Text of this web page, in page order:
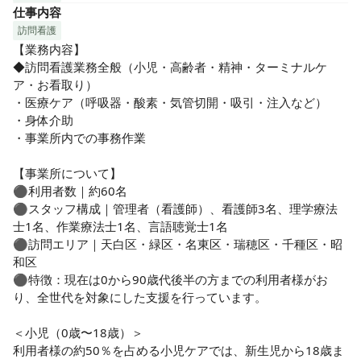
★〜ハースの魅力〜★
①スタッフの幸せも大切に〜
「スタッフが幸せなら利用者様も幸せにできる」と考え、給
与や福利厚生の充実、残業ほぼゼロなどを実現！『働きやす
い』は当たり前！さらにその先にある『やりがい』を大切に
しています。スタッフの「生き方」を尊重してくれるので、
みなさん自然体にイキイキと活躍しています♪
②挑戦を応援する環境〜
未経験からスタートしたスタッフも多数！「小児看護は初め
てで不安」「一人での訪問が心配」でも大丈夫。手厚いフォ
ロー体制と、失敗を恐れず皆で答えを見つけていこう！とう
いう風土があるので、安心して新しい挑戦ができます！ハー
スでは、現場を通してたくさんのやりがいを感じ成長してい
くスタッフがほとんどです！
自社保育園も利用可能◎スタッフの生活や家庭の事情をしっ
かりサポートし、誰もが輝いて働ける環境を整えています♪
仕事内容
訪問看護
【業務内容】
◆訪問看護業務全般（小児・高齢者・精神・ターミナルケ
ア・お看取り）
・医療ケア（呼吸器・酸素・気管切開・吸引・注入など）
・身体介助
・事業所内での事務作業
【事業所について】
⚫︎利用者数｜約60名
⚫︎スタッフ構成｜管理者（看護師）、看護師3名、理学療法
士1名、作業療法士1名、言語聴覚士1名
⚫︎訪問エリア｜天白区・緑区・名東区・瑞穂区・千種区・昭
和区
⚫︎特徴：現在は0から90歳代後半の方までの利用者様がお
り、全世代を対象にした支援を行っています。
＜小児（0歳〜18歳）＞
利用者様の約50％を占める小児ケアでは、新生児から18歳ま